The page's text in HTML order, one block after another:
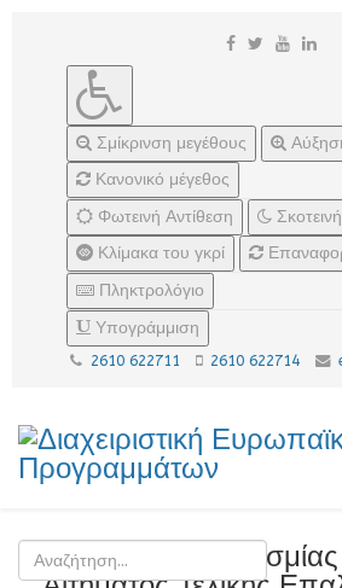
Σμίκρινση μεγέθους
Κανονικό μέγεθος
Φωτεινή Αντίθεση
Κλίμακα του γκρί
Πληκτρολόγιο
Υπογράμμιση
2610 622711 2610 622714
Παράταση